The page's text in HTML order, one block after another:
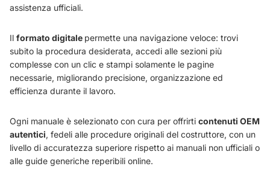
assistenza ufficiali.
Il formato digitale permette una navigazione veloce: trovi
subito la procedura desiderata, accedi alle sezioni più
complesse con un clic e stampi solamente le pagine
necessarie, migliorando precisione, organizzazione ed
efficienza durante il lavoro.
Ogni manuale è selezionato con cura per offrirti contenuti OEM
autentici, fedeli alle procedure originali del costruttore, con un
livello di accuratezza superiore rispetto ai manuali non ufficiali o
alle guide generiche reperibili online.